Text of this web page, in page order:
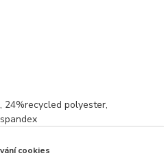
24%recycled polyester,
cookies